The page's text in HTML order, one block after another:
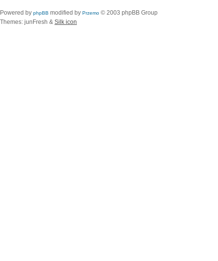
Powered by phpBB modified by Przemo © 2003 phpBB Group
Themes: junFresh & Silk icon